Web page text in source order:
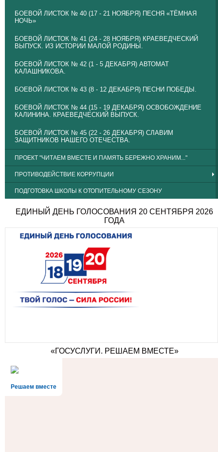
БОЕВОЙ ЛИСТОК № 40 (17 - 21 НОЯБРЯ) ПЕСНЯ «ТЁМНАЯ
НОЧЬ»
БОЕВОЙ ЛИСТОК № 41 (24 - 28 НОЯБРЯ) КРАЕВЕДЧЕСКИЙ
ВЫПУСК. ИЗ ИСТОРИИ МАЛОЙ РОДИНЫ.
БОЕВОЙ ЛИСТОК № 42 (1 - 5 ДЕКАБРЯ) АВТОМАТ
КАЛАШНИКОВА.
БОЕВОЙ ЛИСТОК № 43 (8 - 12 ДЕКАБРЯ) ПЕСНИ ПОБЕДЫ.
БОЕВОЙ ЛИСТОК № 44 (15 - 19 ДЕКАБРЯ) ОСВОБОЖДЕНИЕ
КАЛИНИНА. КРАЕВЕДЧЕСКИЙ ВЫПУСК.
БОЕВОЙ ЛИСТОК № 45 (22 - 26 ДЕКАБРЯ) СЛАВИМ
ЗАЩИТНИКОВ НАШЕГО ОТЕЧЕСТВА.
ПРОЕКТ "ЧИТАЕМ ВМЕСТЕ И ПАМЯТЬ БЕРЕЖНО ХРАНИМ..."
ПРОТИВОДЕЙСТВИЕ КОРРУПЦИИ
ПОДГОТОВКА ШКОЛЫ К ОТОПИТЕЛЬНОМУ СЕЗОНУ
ЕДИНЫЙ ДЕНЬ ГОЛОСОВАНИЯ 20 СЕНТЯБРЯ 2026
ГОДА
«ГОСУСЛУГИ. РЕШАЕМ ВМЕСТЕ»
Решаем вместе